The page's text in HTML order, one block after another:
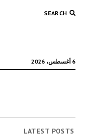
SEARCH
6 أغسطس، 2026
LATEST POSTS